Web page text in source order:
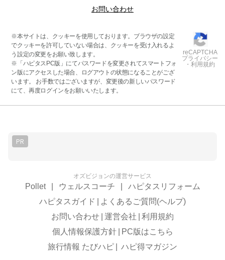
お問い合わせ
※本サイトは、クッキーを使用しております。ブラウザの設定
でクッキーを許可していない場合は、クッキーを受け入れるよ
う設定の変更をお願い致します。
※「ハピタスPC版」にてパスワードを変更されてスマートフォ
ン版にアクセスした場合、ログアウトの状態になることがござ
います。 お手数ではございますが、変更後の新しいパスワード
にて、再度ログインをお願いいたします。
reCAPTCHA
プライバシー
・利用規約
PR
オズビジョンの運営サービス
Pollet ウェルスコーチ
ハピタスリフォーム
ハピタスガイド
よくあるご質問(ヘルプ)
お問い合わせ 運営会社
利用規約
個人情報保護方針
PC版はこちら
旅行情報 たびハピ
ハピ得マガジン